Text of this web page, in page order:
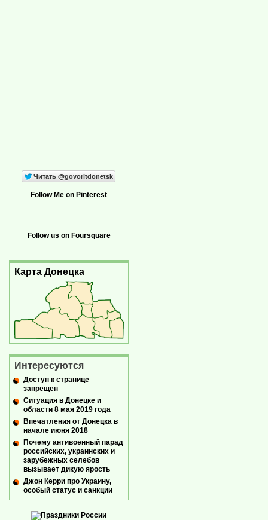
Follow Me on Pinterest
Follow us on Foursquare
Карта Донецка
Интересуются
Доступ к странице
запрещён
Ситуация в Донецке и
области 8 мая 2019 года
Впечатления от Донецка в
начале июня 2018
Почему антивоенный парад
российских, украинских и
зарубежных селебов
вызывает дикую ярость
Джон Керри про Украину,
особый статус и санкции